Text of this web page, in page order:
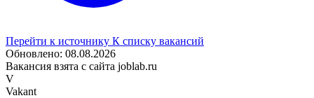
Перейти к источнику К списку вакансий
Обновлено: 08.08.2026
Вакансия взята с сайта joblab.ru
V
Vakant